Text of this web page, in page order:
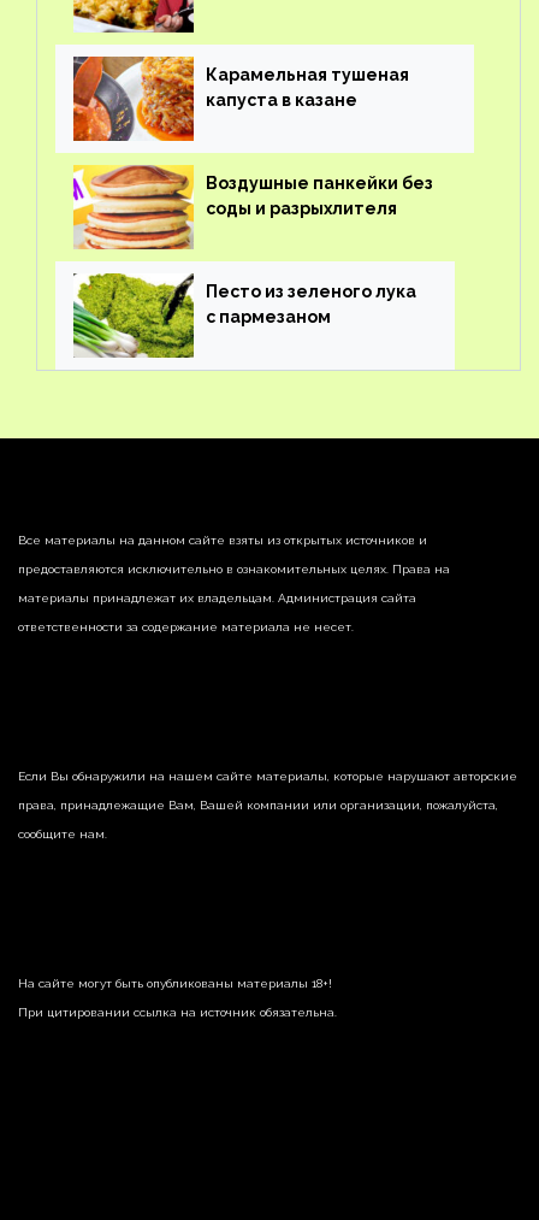
Карамельная тушеная
капуста в казане
Воздушные панкейки без
соды и разрыхлителя
Песто из зеленого лука
с пармезаном
Все материалы на данном сайте взяты из открытых источников и
предоставляются исключительно в ознакомительных целях. Права на
материалы принадлежат их владельцам. Администрация сайта
ответственности за содержание материала не несет.
Если Вы обнаружили на нашем сайте материалы, которые нарушают авторские
права, принадлежащие Вам, Вашей компании или организации, пожалуйста,
сообщите нам.
На сайте могут быть опубликованы материалы 18+!
При цитировании ссылка на источник обязательна.